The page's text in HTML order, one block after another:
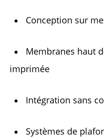
Conception sur
Membranes haut
imprimée
Intégration sans
Systèmes de